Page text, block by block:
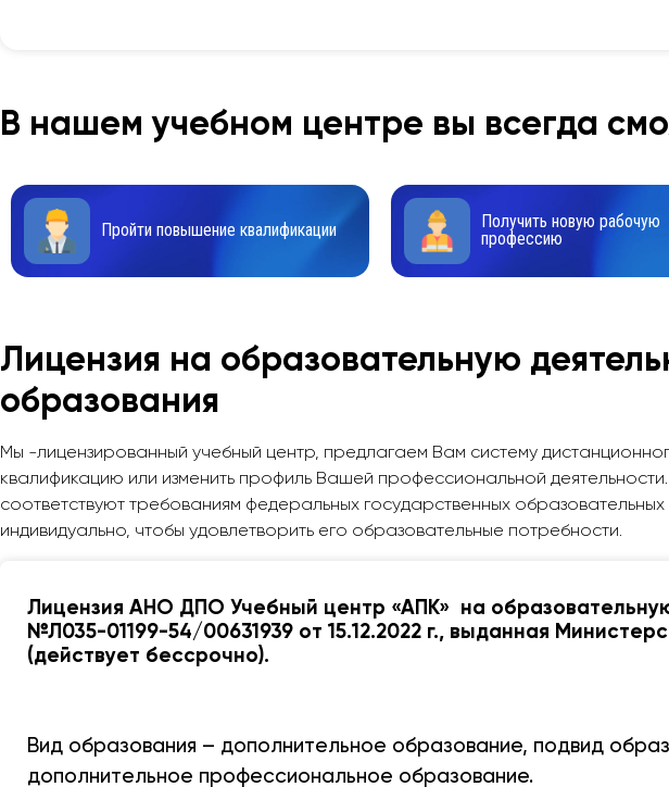
В нашем учебном центре вы всегда
Пройти повышение квалификации
Получить новую рабочую
профессию
Лицензия на образовательную
образования
Мы -лицензированный учебный центр, предлагаем Вам систему
квалификацию или изменить профиль Вашей профессиональной
соответствуют требованиям федеральных государственных
индивидуально, чтобы удовлетворить его образовательные потребности.
Лицензия АНО ДПО Учебный центр «АПК» на
№Л035-01199-54/00631939 от 15.12.2022 г., выданная
(действует бессрочно).
Вид образования – дополнительное образование, подвид
дополнительное профессиональное образование.